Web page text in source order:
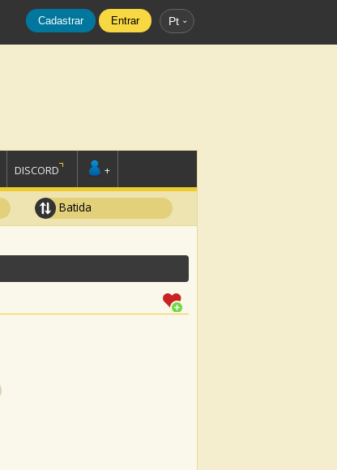
Cadastrar Entrar Pt
DISCORD +
Batida